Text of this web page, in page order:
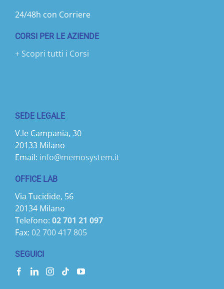
24/48h con Corriere
CORSI PER LE AZIENDE
+ Scopri tutti i Corsi
SEDE LEGALE
V.le Campania, 30
20133 Milano
Email: info@memosystem.it
OFFICE LAB
Via Tucidide, 56
20134 Milano
Telefono: 02 701 21 097
Fax: 02 700 417 805
SEGUICI